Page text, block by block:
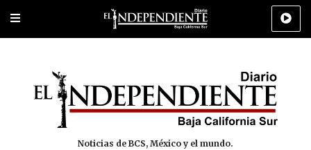
Portada Los Cabos Policiaca Deportes Cultura
Noticias de BCS, México y el mundo.